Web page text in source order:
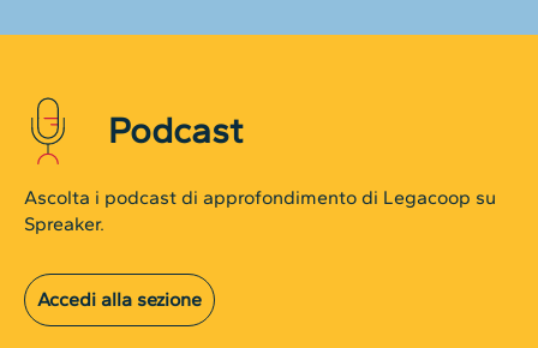
Podcast
Ascolta i podcast di approfondimento di Legacoop su
Spreaker.
Accedi alla sezione